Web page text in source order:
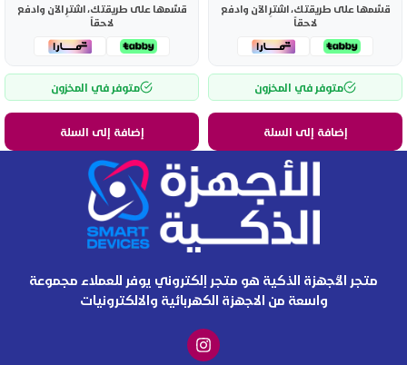
قسّمها على طريقتك، اشترِ الآن وادفع
لاحقاً
متوفر في المخزون
إضافة إلى السلة
قسّمها على طريقتك، اشترِ الآن وادفع
لاحقاً
متوفر في المخزون
إضافة إلى السلة
متجر الأجهزة الذكية هو متجر إلكتروني يوفر للعملاء مجموعة
واسعة من الاجهزة الكهربائية والالكترونيات